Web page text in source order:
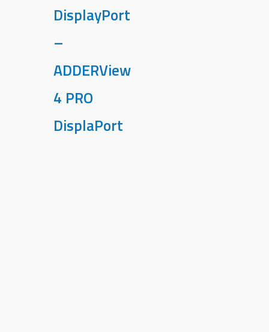
DisplayPort
–
ADDERView
4 PRO
DisplaPort